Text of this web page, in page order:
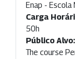
Enap - Escola
Carga
50h
Público Alvo:
The course